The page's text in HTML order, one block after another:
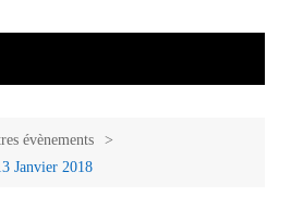
Vivre avec et
adapté, art thérapie, musico thérapie…
évènements
Janvier 2018